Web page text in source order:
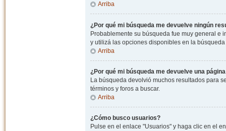
Arriba
¿Por qué mi búsqueda me devuelve ningún
Probablemente su búsqueda fue muy general e
y utilizá las opciones disponibles en la
Arriba
¿Por qué mi búsqueda me devuelve una
La búsqueda devolvió muchos resultados para
términos y foros a buscar.
Arriba
¿Cómo busco usuarios?
Pulse en el enlace "Usuarios" y haga clic en el